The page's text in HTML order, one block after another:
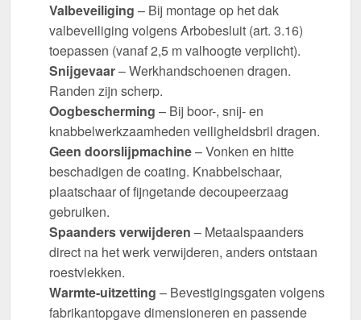
Valbeveiliging – Bij montage op het dak
valbeveiliging volgens Arbobesluit (art. 3.16)
toepassen (vanaf 2,5 m valhoogte verplicht).
Snijgevaar– Werkhandschoenen dragen.
Randen zijn scherp.
Oogbescherming – Bij boor-, snij- en
knabbelwerkzaamheden veiligheidsbril dragen.
Geen doorslijpmachine– Vonken en hitte
beschadigen de coating. Knabbelschaar,
plaatschaar of fijngetande decoupeerzaag
gebruiken.
Spaanders verwijderen – Metaalspaanders
direct na het werk verwijderen, anders ontstaan
roestvlekken.
Warmte-uitzetting – Bevestigingsgaten volgens
fabrikantopgave dimensioneren en passende